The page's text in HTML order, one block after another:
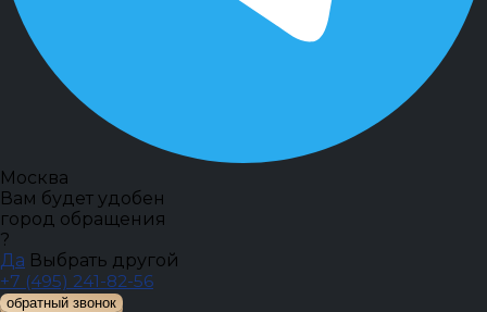
Москва
Вам будет удобен
город обращения
?
Да Выбрать другой
+7 (495) 241-82-56
обратный звонок